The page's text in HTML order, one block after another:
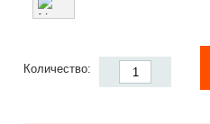
Количество: